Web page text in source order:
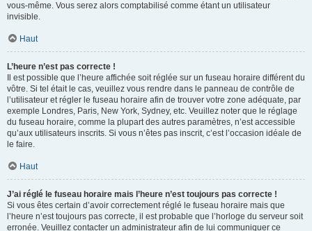
vous-même. Vous serez alors comptabilisé comme étant un utilisateur
invisible.
Haut
L’heure n’est pas correcte !
Il est possible que l’heure affichée soit réglée sur un fuseau horaire différent du
vôtre. Si tel était le cas, veuillez vous rendre dans le panneau de contrôle de
l’utilisateur et régler le fuseau horaire afin de trouver votre zone adéquate, par
exemple Londres, Paris, New York, Sydney, etc. Veuillez noter que le réglage
du fuseau horaire, comme la plupart des autres paramètres, n’est accessible
qu’aux utilisateurs inscrits. Si vous n’êtes pas inscrit, c’est l’occasion idéale de
le faire.
Haut
J’ai réglé le fuseau horaire mais l’heure n’est toujours pas correcte !
Si vous êtes certain d’avoir correctement réglé le fuseau horaire mais que
l’heure n’est toujours pas correcte, il est probable que l’horloge du serveur soit
erronée. Veuillez contacter un administrateur afin de lui communiquer ce